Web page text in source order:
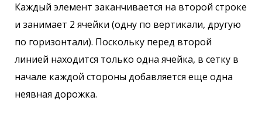
Каждый элемент заканчивается на второй строке
и занимает 2 ячейки (одну по вертикали, другую
по горизонтали). Поскольку перед второй
линией находится только одна ячейка, в сетку в
начале каждой стороны добавляется еще одна
неявная дорожка.